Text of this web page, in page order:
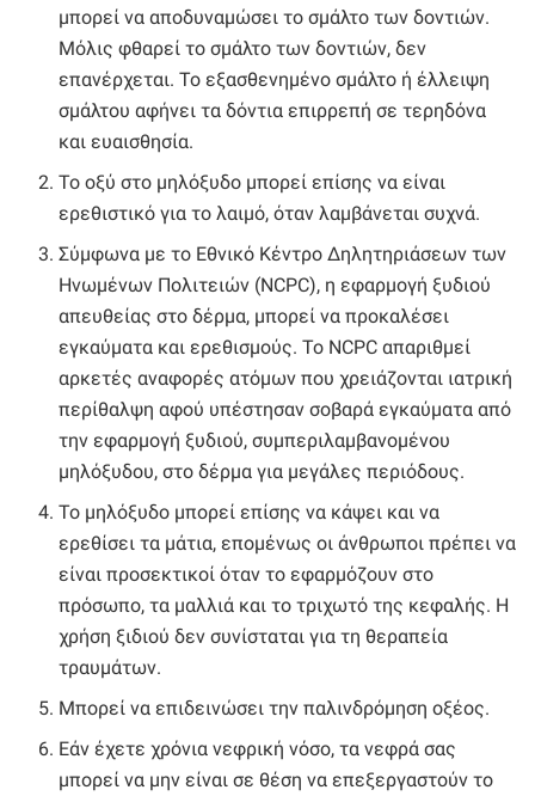
μπορεί να αποδυναμώσει το σμάλτο των δοντιών.
Μόλις φθαρεί το σμάλτο των δοντιών, δεν
επανέρχεται. Το εξασθενημένο σμάλτο ή έλλειψη
σμάλτου αφήνει τα δόντια επιρρεπή σε τερηδόνα
και ευαισθησία.
Το οξύ στο μηλόξυδο μπορεί επίσης να είναι
ερεθιστικό για το λαιμό, όταν λαμβάνεται συχνά.
Σύμφωνα με το Εθνικό Κέντρο Δηλητηριάσεων των
Ηνωμένων Πολιτειών (NCPC), η εφαρμογή ξυδιού
απευθείας στο δέρμα, μπορεί να προκαλέσει
εγκαύματα και ερεθισμούς. Το NCPC απαριθμεί
αρκετές αναφορές ατόμων που χρειάζονται ιατρική
περίθαλψη αφού υπέστησαν σοβαρά εγκαύματα από
την εφαρμογή ξυδιού, συμπεριλαμβανομένου
μηλόξυδου, στο δέρμα για μεγάλες περιόδους.
Το μηλόξυδο μπορεί επίσης να κάψει και να
ερεθίσει τα μάτια, επομένως οι άνθρωποι πρέπει να
είναι προσεκτικοί όταν το εφαρμόζουν στο
πρόσωπο, τα μαλλιά και το τριχωτό της κεφαλής. Η
χρήση ξιδιού δεν συνίσταται για τη θεραπεία
τραυμάτων.
Μπορεί να επιδεινώσει την παλινδρόμηση οξέος.
Εάν έχετε χρόνια νεφρική νόσο, τα νεφρά σας
μπορεί να μην είναι σε θέση να επεξεργαστούν το